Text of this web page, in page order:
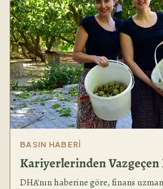
BASIN HABERI
Kariyerlerinden Vazgeçen
DHA'nın haberine göre, finans